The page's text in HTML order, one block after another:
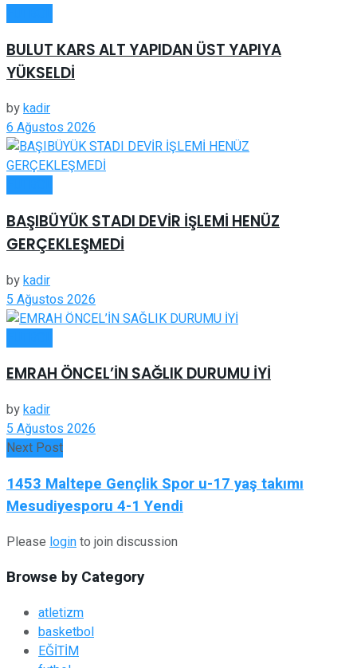
BULUT KARS ALT YAPIDAN ÜST YAPIYA
YÜKSELDİ
bykadir
6 Ağustos 2026
BAŞIBÜYÜK STADI DEVİR İŞLEMİ HENÜZ
GERÇEKLEŞMEDİ
bykadir
5 Ağustos 2026
EMRAH ÖNCEL’İN SAĞLIK DURUMU İYİ
bykadir
5 Ağustos 2026
Next Post
1453 Maltepe Gençlik Spor u-17 yaş takımı
Mesudiyesporu 4-1 Yendi
Please loginto join discussion
Browse by Category
atletizm
basketbol
EĞİTİM